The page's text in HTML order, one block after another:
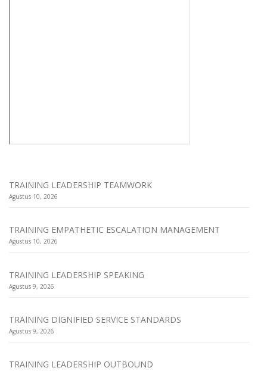
TRAINING LEADERSHIP TEAMWORK
Agustus 10, 2026
TRAINING EMPATHETIC ESCALATION MANAGEMENT
Agustus 10, 2026
TRAINING LEADERSHIP SPEAKING
Agustus 9, 2026
TRAINING DIGNIFIED SERVICE STANDARDS
Agustus 9, 2026
TRAINING LEADERSHIP OUTBOUND